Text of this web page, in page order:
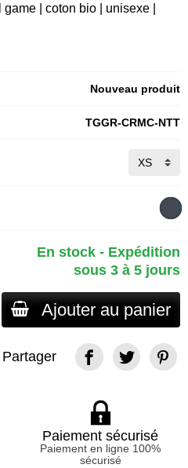
| coton bio | unisexe |
Nouveau produit
TGGR-CRMC-NTT
En stock - Expédition
sous 3 à 5 jours
Ajouter au panier
Partager
Paiement sécurisé
Paiement en ligne 100%
sécurisé